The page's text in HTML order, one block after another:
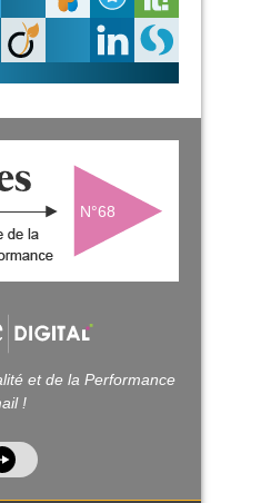
N°68
et de la Performance
!